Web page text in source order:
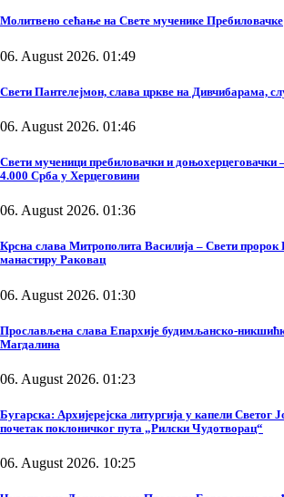
Молитвено сећање на Свете мученике Пребиловачке
06. August 2026. 01:49
Свети Пантелејмон, слава цркве на Дивчибарама,
06. August 2026. 01:46
Свети мученици пребиловачки и доњохерцеговачки
4.000 Срба у Херцеговини
06. August 2026. 01:36
Крсна слава Митрополита Василија – Свети пророк
манастиру Раковац
06. August 2026. 01:30
Прослављена слава Епархије будимљанско-
Магдалина
06. August 2026. 01:23
Бугарска: Архијерејска литургија у капели Светог
почетак поклоничког пута „Рилски Чудотворац“
06. August 2026. 10:25